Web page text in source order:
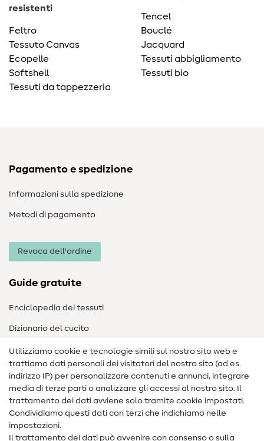
resistenti
Feltro
Tessuto Canvas
Ecopelle
Softshell
Tessuti da tappezzeria
Tencel
Bouclé
Jacquard
Tessuti abbigliamento
Tessuti bio
Pagamento e spedizione
Informazioni sulla spedizione
Metodi di pagamento
Revoca dell'ordine
Guide gratuite
Enciclopedia dei tessuti
Dizionario del cucito
Nähanleitungen
Assistenza e contatto
Contatto
Informazioni sul nuovo proprietario
Utilizziamo cookie e tecnologie simili sul nostro sito web e
trattiamo dati personali dei visitatori del nostro sito (ad es.
indirizzo IP) per personalizzare contenuti e annunci, integrare
media di terze parti o analizzare gli accessi al nostro sito. Il
trattamento dei dati avviene solo tramite cookie impostati.
Condividiamo questi dati con terzi che indichiamo nelle
impostazioni.
Il trattamento dei dati può avvenire con consenso o sulla